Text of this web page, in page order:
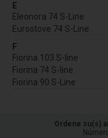
E
Eleonora 74 S-Line
Eurostove 74 S-Line
F
Fiorina 103 S-line
Fiorina 74 S-line
Fiorina 90 S-Line
Ordene su(s)